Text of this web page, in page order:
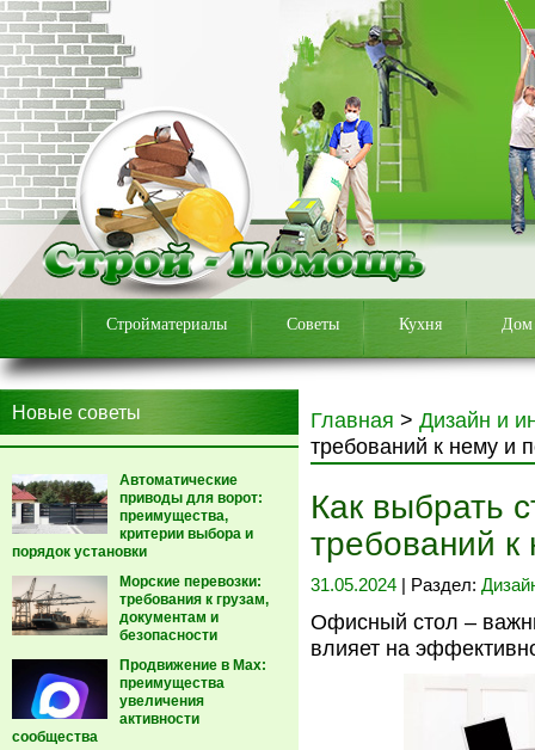
Стройматериалы Советы Кухня Дом
Новые советы
Автоматические
приводы для ворот:
преимущества,
критерии выбора и
порядок установки
Морские перевозки:
требования к грузам,
документам и
безопасности
Продвижение в Max:
преимущества
увеличения
активности
сообщества
Главная > Дизайн и
требований к нему и
Как выбрать
требований
31.05.2024 | Раздел:
Офисный стол –
влияет на